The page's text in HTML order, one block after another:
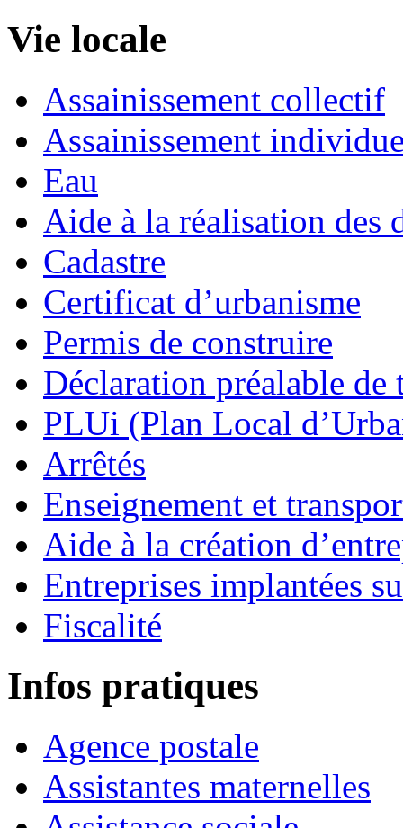
Vie locale
Assainissement collectif
Assainissement
Eau
Aide à la réalisation des
Cadastre
Certificat d’urbanisme
Permis de construire
Déclaration préalable de
PLUi (Plan Local
Arrêtés
Enseignement et
Aide à la création
Entreprises implantées
Fiscalité
Infos pratiques
Agence postale
Assistantes maternelles